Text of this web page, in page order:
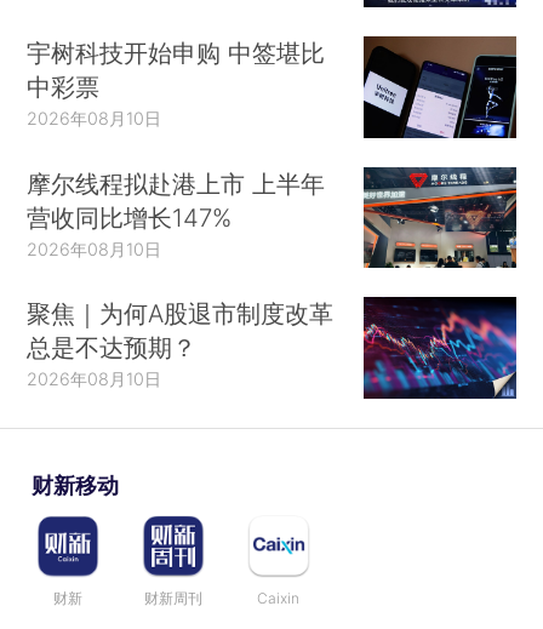
宇树科技开始申购 中签堪比
中彩票
2026年08月10日
摩尔线程拟赴港上市 上半年
营收同比增长147%
2026年08月10日
聚焦｜为何A股退市制度改革
总是不达预期？
2026年08月10日
财新移动
财新 财新周刊 Caixin